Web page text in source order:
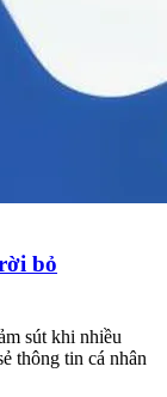
bỏ
sút khi nhiều
thông tin cá nhân